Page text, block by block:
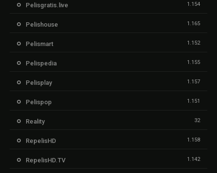
Pelisgratis.live 1.154
Pelishouse 1.165
Pelismart 1.152
Pelispedia 1.155
Pelisplay 1.157
Pelispop 1.151
Reality 32
RepelisHD 1.158
RepelisHD.TV 1.142